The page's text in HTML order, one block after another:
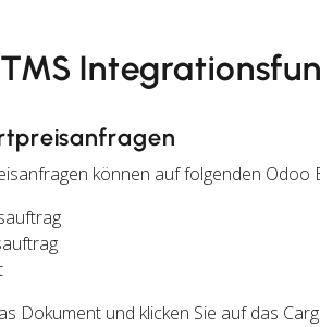
können auf folgenden Odoo
Dokument und klicken Sie auf das